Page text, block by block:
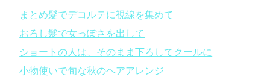
まとめ髮でデコルテに視線を集めて
おろし髮で女っぽさを出して
ショートの人は、そのまま下ろしてクールに
小物使いで旬な秋のヘアアレンジ